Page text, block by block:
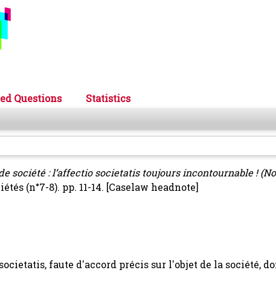
Questions
Statistics
société : l’affectio societatis toujours incontournable !
(n°7-8). pp. 11-14. [Caselaw headnote]
faute d'accord précis sur l'objet de la société,